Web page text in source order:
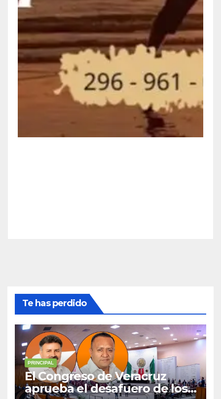
Te has perdido
PRINCIPAL
El Congreso de Veracruz
aprueba el desafuero de los